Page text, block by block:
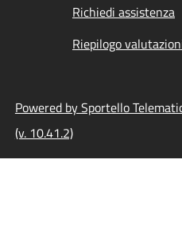
Richiedi assistenza
Riepilogo
Powered by Sportello
(v. 10.41.2)